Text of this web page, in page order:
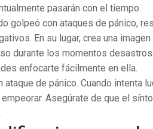
pasarán con el tiempo.
golpeó con ataques de pánico,
En su lugar, crea una
durante los momentos
enfocarte fácilmente en ella.
ataque de pánico. Cuando intenta
Asegúrate de que el